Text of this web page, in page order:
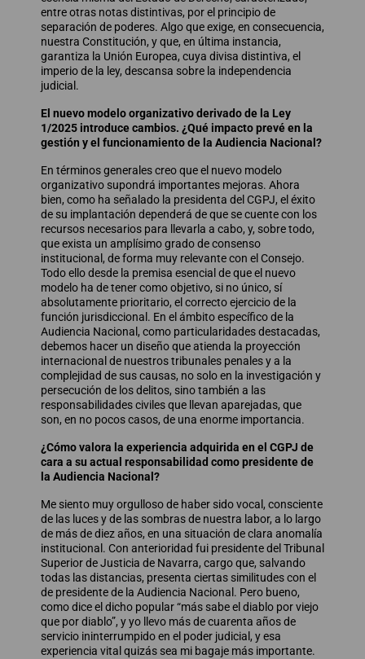
entre otras notas distintivas, por el principio de
separación de poderes. Algo que exige, en consecuencia,
nuestra Constitución, y que, en última instancia,
garantiza la Unión Europea, cuya divisa distintiva, el
imperio de la ley, descansa sobre la independencia
judicial.
El nuevo modelo organizativo derivado de la Ley
1/2025 introduce cambios. ¿Qué impacto prevé en la
gestión y el funcionamiento de la Audiencia Nacional?
En términos generales creo que el nuevo modelo
organizativo supondrá importantes mejoras. Ahora
bien, como ha señalado la presidenta del CGPJ, el éxito
de su implantación dependerá de que se cuente con los
recursos necesarios para llevarla a cabo, y, sobre todo,
que exista un amplísimo grado de consenso
institucional, de forma muy relevante con el Consejo.
Todo ello desde la premisa esencial de que el nuevo
modelo ha de tener como objetivo, si no único, sí
absolutamente prioritario, el correcto ejercicio de la
función jurisdiccional. En el ámbito específico de la
Audiencia Nacional, como particularidades destacadas,
debemos hacer un diseño que atienda la proyección
internacional de nuestros tribunales penales y a la
complejidad de sus causas, no solo en la investigación y
persecución de los delitos, sino también a las
responsabilidades civiles que llevan aparejadas, que
son, en no pocos casos, de una enorme importancia.
¿Cómo valora la experiencia adquirida en el CGPJ de
cara a su actual responsabilidad como presidente de
la Audiencia Nacional?
Me siento muy orgulloso de haber sido vocal, consciente
de las luces y de las sombras de nuestra labor, a lo largo
de más de diez años, en una situación de clara anomalía
institucional. Con anterioridad fui presidente del Tribunal
Superior de Justicia de Navarra, cargo que, salvando
todas las distancias, presenta ciertas similitudes con el
de presidente de la Audiencia Nacional. Pero bueno,
como dice el dicho popular “más sabe el diablo por viejo
que por diablo”, y yo llevo más de cuarenta años de
servicio ininterrumpido en el poder judicial, y esa
experiencia vital quizás sea mi bagaje más importante.